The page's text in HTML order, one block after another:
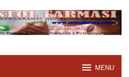
MENU